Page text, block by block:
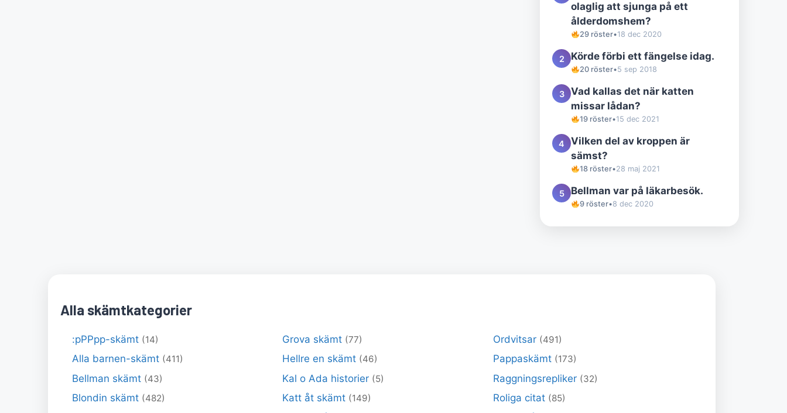
olaglig att sjunga på ett
ålderdomshem?
29 röster•18 dec 2020
2 Körde förbi ett fängelse idag.
20 röster•5 sep 2018
3
Vad kallas det när katten
missar lådan?
19 röster•15 dec 2021
4
Vilken del av kroppen är
sämst?
18 röster•28 maj 2021
5 Bellman var på läkarbesök.
9 röster•8 dec 2020
Alla skämtkategorier
:pPPpp-skämt (14)
Alla barnen-skämt (411)
Bellman skämt (43)
Blondin skämt (482)
Grova skämt (77)
Hellre en skämt (46)
Kal o Ada historier (5)
Katt åt skämt (149)
Ordvitsar (491)
Pappaskämt (173)
Raggningsrepliker (32)
Roliga citat (85)